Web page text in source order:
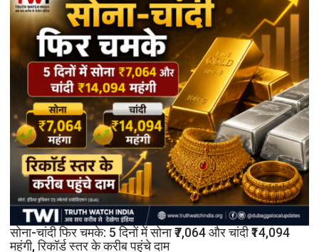
सोना-चांदी फिर चमके: 5 दिनों में सोना ₹7,064 और चांदी ₹14,094
महंगी, रिकॉर्ड स्तर के करीब पहुंचे दाम